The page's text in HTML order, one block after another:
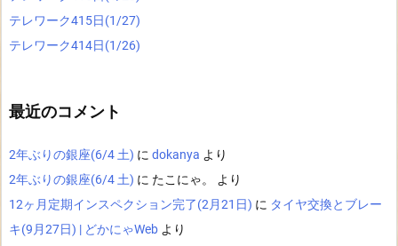
テレワーク415日(1/27)
テレワーク414日(1/26)
最近のコメント
2年ぶりの銀座(6/4 土) に dokanya より
2年ぶりの銀座(6/4 土) に たこにゃ。
より
12ヶ月定期インスペクション完了(2月21日) に タイヤ交換とブレー
キ(9月27日) | どかにゃWeb より